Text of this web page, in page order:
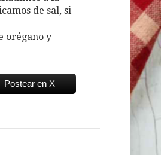
de sal, si
orégano y
Postear en X